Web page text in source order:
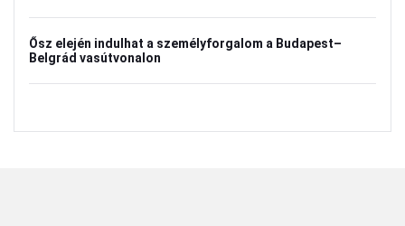
Ősz elején indulhat a személyforgalom a Budapest–
Belgrád vasútvonalon